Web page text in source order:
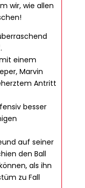
wir, wie allen
einem
Marvin
Antritt
besser
auf seiner
den Ball
als ihn
zu Fall